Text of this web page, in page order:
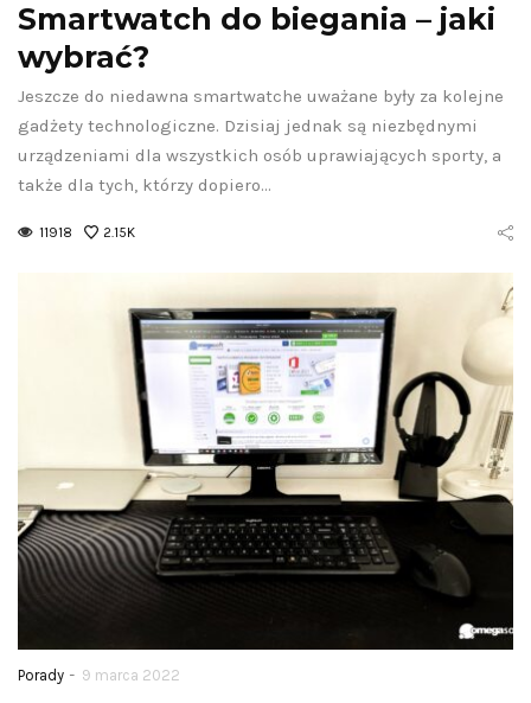
Smartwatch do biegania – jaki
wybrać?
Jeszcze do niedawna smartwatche uważane były za kolejne
gadżety technologiczne. Dzisiaj jednak są niezbędnymi
urządzeniami dla wszystkich osób uprawiających sporty, a
także dla tych, którzy dopiero…
11918 2.15K
Porady - 9 marca 2022